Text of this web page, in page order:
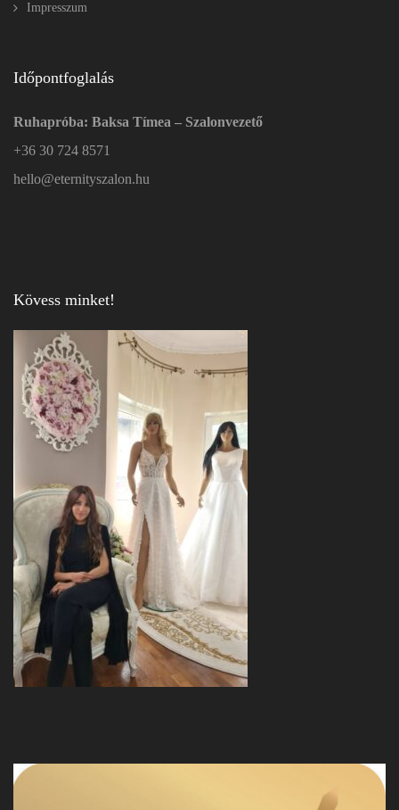
Impresszum
Időpontfoglalás
Ruhapróba: Baksa Tímea – Szalonvezető
+36 30 724 8571
hello@eternityszalon.hu
Kövess minket!